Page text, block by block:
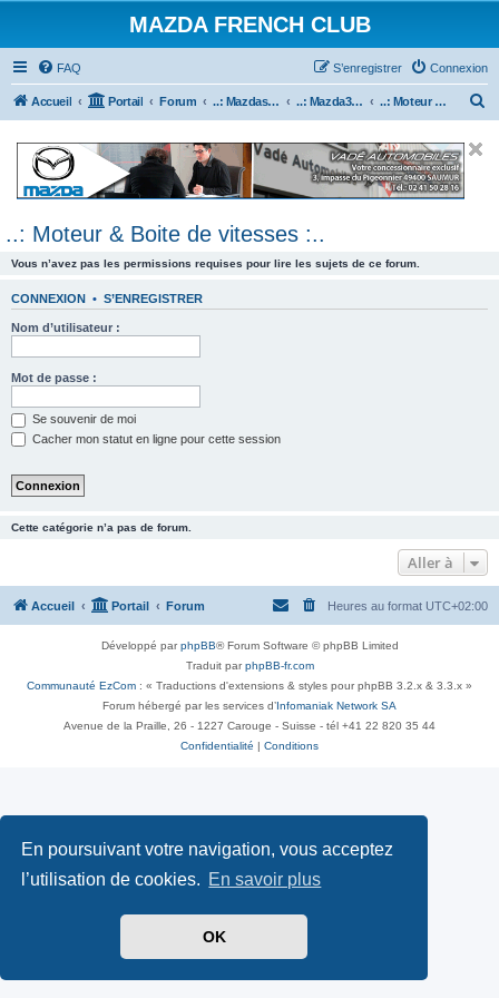
En poursuivant votre navigation, vous acceptez
l’utilisation de cookies. En savoir plus
OK
MAZDA FRENCH CLUB
FAQ Connexion
S’enregistrer
Accueil Portail Forum ..: Mazdaspeed & MPS :.. ..: Mazda3 MPS & Mazdaspeed 3 :.. ..: Moteur & Boite de vitesses :..
e
..: Moteur & Boite de vitesses :..
Vous n’avez pas les permissions requises pour lire les sujets de ce forum.
CONNEXION • S’ENREGISTRER
Nom d’utilisateur :
Mot de passe :
Se souvenir de moi
Cacher mon statut en ligne pour cette session
Cette catégorie n’a pas de forum.
Aller à
Accueil Portail Forum Heures au format UTC+02:00
Développé parphpBB® Forum Software © phpBB Limited
Traduit parphpBB-fr.com
Communauté EzCom : « Traductions d'extensions & styles pour phpBB 3.2.x & 3.3.x »
Forum hébergé par les services d’ Infomaniak Network SA
Avenue de la Praille, 26 - 1227 Carouge - Suisse - tél +41 22 820 35 44
Confidentialité
Conditions